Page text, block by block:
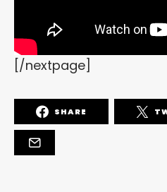
[/nextpage]
SHARE